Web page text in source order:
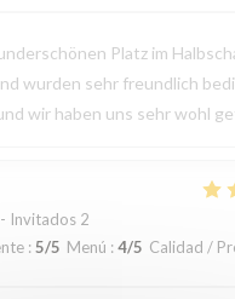
Platz im
wurden sehr freundlich
wir haben uns sehr wohl
Invitados 2
: 5/5 Menú : 4/5 Calidad /